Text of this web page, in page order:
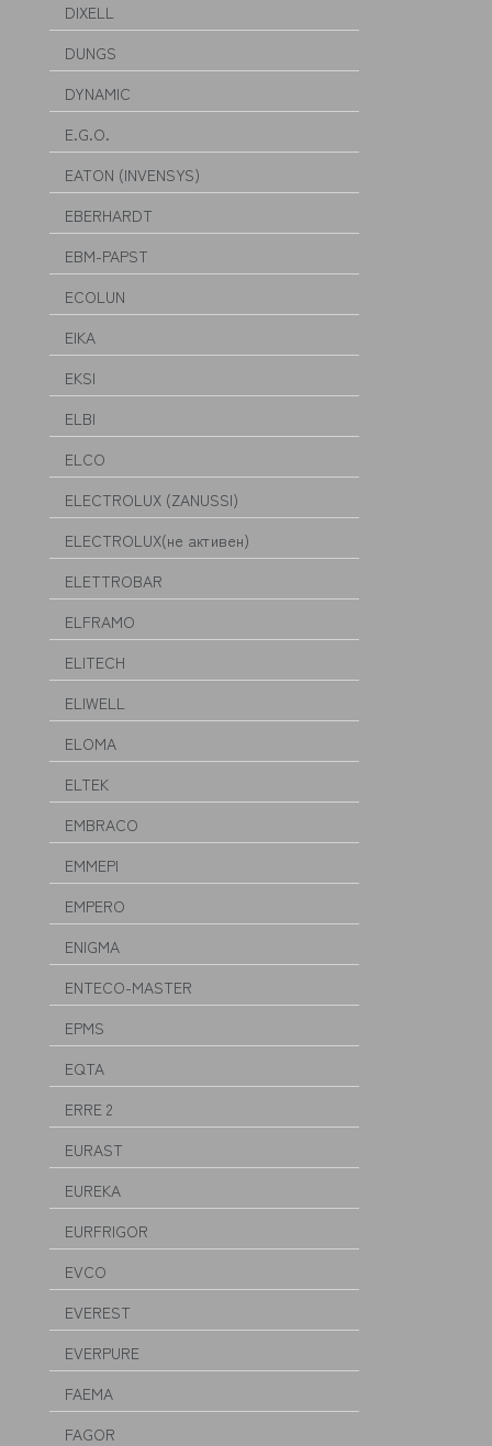
DIXELL
DUNGS
DYNAMIC
E.G.O.
EATON (INVENSYS)
EBERHARDT
EBM-PAPST
ECOLUN
EIKA
EKSI
ELBI
ELCO
ELECTROLUX (ZANUSSI)
ELECTROLUX(не активен)
ELETTROBAR
ELFRAMO
ELITECH
ELIWELL
ELOMA
ELTEK
EMBRACO
EMMEPI
EMPERO
ENIGMA
ENTECO-MASTER
EPMS
EQTA
ERRE 2
EURAST
EUREKA
EURFRIGOR
EVCO
EVEREST
EVERPURE
FAEMA
FAGOR